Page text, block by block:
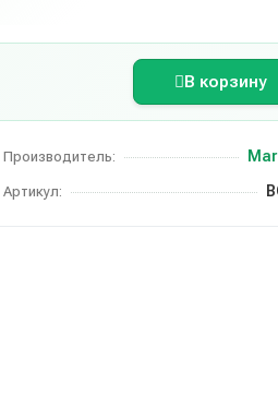
В корзину
Производитель:
Артикул: